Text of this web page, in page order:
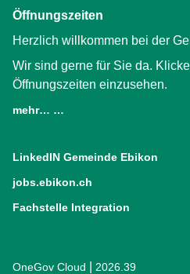
Öffnungszeiten
Herzlich willkommen bei der
Wir sind gerne für Sie da.
Öffnungszeiten einzusehen.
mehr… …
LinkedIN Gemeinde Ebikon
jobs.ebikon.ch
Fachstelle Integration
OneGov Cloud (External Link)
2026.39